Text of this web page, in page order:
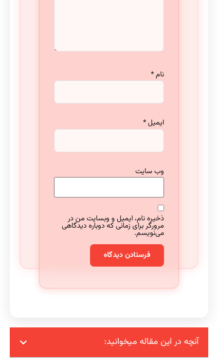
ایمیل*
وب‌ سایت
ذخیره نام، ایمیل و وبسایت من در
مرورگر برای زمانی که دوباره دیدگاهی
می‌نویسم.
آنچه در این مقاله میخوانید: